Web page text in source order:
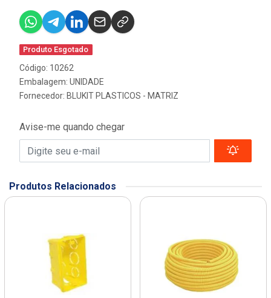
Produto Esgotado
Código: 10262
Embalagem: UNIDADE
Fornecedor: BLUKIT PLASTICOS - MATRIZ
Avise-me quando chegar
Produtos Relacionados